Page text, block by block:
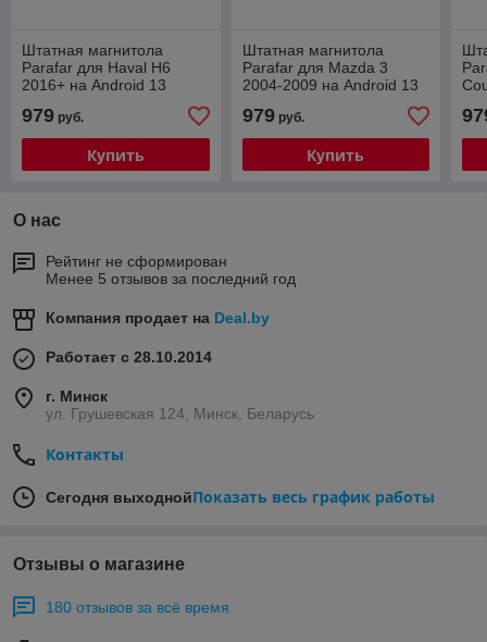
Штатная магнитола
Parafar для Haval H6
2016+ на Android 13
(PF800FHD)
979 руб.
Купить
Штатная магнитола
Parafar для Mazda 3
2004-2009 на Android 13
(PF161FHD)
979руб.
Купить
О нас
Рейтинг не сформирован
Менее 5 отзывов за последний год
Компания продает на Deal.by
Работает с 28.10.2014
г. Минск
ул. Грушевская 124, Минск, Беларусь
Контакты
Сегодня выходнойПоказать весь график работы
Отзывы о магазине
180 отзывов за всё время